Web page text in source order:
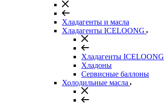
Хладагенты и масла
Хладагенты ICELOONG
Хладагенты ICELOONG
Хладоны
Сервисные баллоны
Холодильные масла